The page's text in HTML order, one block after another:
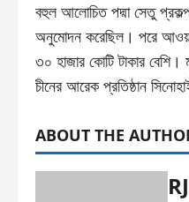
বহুল আলোচিত পদ্মা সেতু
অনুমোদন করেছিল। পরে
৩০ হাজার কোটি টাকার বেশি।
চীনের আরেক প্রতিষ্ঠান
ABOUT THE